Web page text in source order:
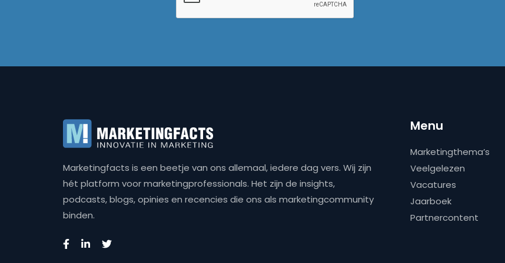
Marketingfacts is een beetje van ons allemaal, iedere dag vers. Wij zijn
hét platform voor marketingprofessionals. Het zijn de insights,
podcasts, blogs, opinies en recencies die ons als marketingcommunity
binden.
Menu
Marketingthema’s
Veelgelezen
Vacatures
Jaarboek
Partnercontent